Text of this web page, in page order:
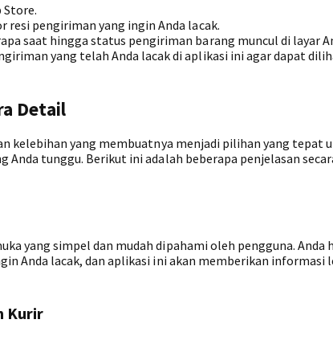
Store.
resi pengiriman yang ingin Anda lacak.
saat hingga status pengiriman barang muncul di layar
yang telah Anda lacak di aplikasi ini agar dapat
Detail
kelebihan yang membuatnya menjadi pilihan yang tepat
tunggu. Berikut ini adalah beberapa penjelasan
yang simpel dan mudah dipahami oleh pengguna. Anda
Anda lacak, dan aplikasi ini akan memberikan informasi
Kurir